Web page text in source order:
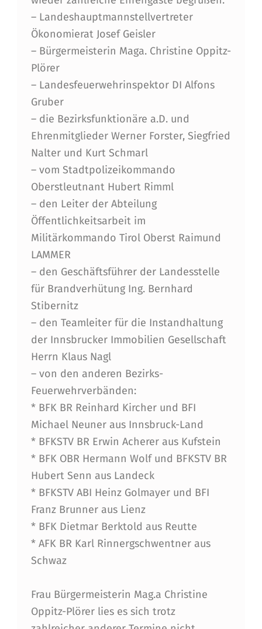
F
E
U
E
R
W
E
H
R
T
A
G
I
M
I
N
N
S
B
R
U
C
K
E
R
R
A
T
H
– Landeshauptmannstellvertreter
Ökonomierat Josef Geisler
– Bürgermeisterin Maga. Christine Oppitz-
Plörer
– Landesfeuerwehrinspektor DI Alfons
Gruber
– die Bezirksfunktionäre a.D. und
Ehrenmitglieder Werner Forster, Siegfried
Nalter und Kurt Schmarl
– vom Stadtpolizeikommando
Oberstleutnant Hubert Rimml
– den Leiter der Abteilung
Öffentlichkeitsarbeit im
Militärkommando Tirol Oberst Raimund
LAMMER
– den Geschäftsführer der Landesstelle
für Brandverhütung Ing. Bernhard
Stibernitz
– den Teamleiter für die Instandhaltung
der Innsbrucker Immobilien Gesellschaft
Herrn Klaus Nagl
– von den anderen Bezirks-
Feuerwehrverbänden:
* BFK BR Reinhard Kircher und BFI
Michael Neuner aus Innsbruck-Land
* BFKSTV BR Erwin Acherer aus Kufstein
* BFK OBR Hermann Wolf und BFKSTV BR
Hubert Senn aus Landeck
* BFKSTV ABI Heinz Golmayer und BFI
Franz Brunner aus Lienz
* BFK Dietmar Berktold aus Reutte
* AFK BR Karl Rinnergschwentner aus
Schwaz
Frau Bürgermeisterin Mag.a Christine
Oppitz-Plörer lies es sich trotz